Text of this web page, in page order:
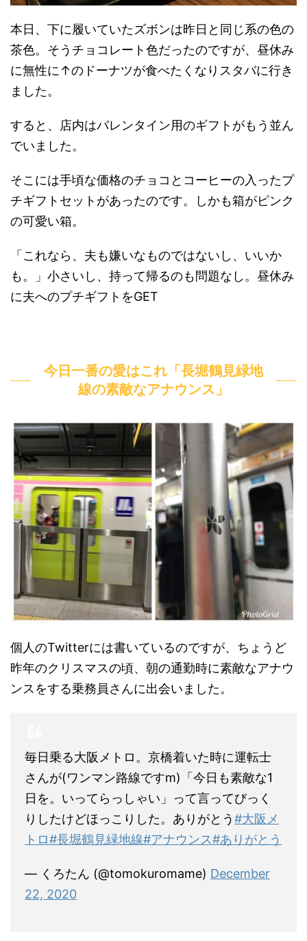
本日、下に履いていたズボンは昨日と同じ系の色の
茶色。そうチョコレート色だったのですが、昼休み
に無性に↑のドーナツが食べたくなりスタバに行き
ました。
すると、店内はバレンタイン用のギフトがもう並ん
でいました。
そこには手頃な価格のチョコとコーヒーの入ったプ
チギフトセットがあったのです。しかも箱がピンク
の可愛い箱。
「これなら、夫も嫌いなものではないし、いいか
も。」小さいし、持って帰るのも問題なし。昼休み
に夫へのプチギフトをGET
今日一番の愛はこれ「長堀鶴見緑地
線の素敵なアナウンス」
個人のTwitterには書いているのですが、ちょうど
昨年のクリスマスの頃、朝の通勤時に素敵なアナウ
ンスをする乗務員さんに出会いました。
毎日乗る大阪メトロ。京橋着いた時に運転士
さんが(ワンマン路線ですm)「今日も素敵な1
日を。いってらっしゃい」って言ってびっく
りしたけどほっこりした。ありがとう#大阪メ
トロ#長堀鶴見緑地線#アナウンス#ありがとう
— くろたん (@tomokuromame) December
22, 2020